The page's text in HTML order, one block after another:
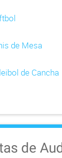
de Mesa
de Cancha
de